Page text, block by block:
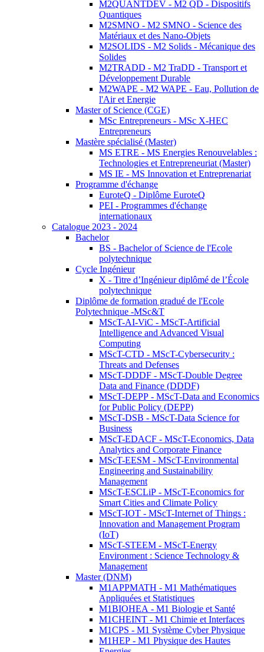
M2QUANTDEV - M2 QD - Dispositifs
Quantiques
M2SMNO - M2 SMNO - Science des
Matériaux et des Nano-Objets
M2SOLIDS - M2 Solids - Mécanique des
Solides
M2TRADD - M2 TraDD - Transport et
Développement Durable
M2WAPE - M2 WAPE - Eau, Pollution de
l'Air et Energie
Master of Science (CGE)
MSc Entrepreneurs - MSc X-HEC
Entrepreneurs
Mastère spécialisé (Master)
MS ETRE - MS Energies Renouvelables :
Technologies et Entrepreneuriat (Master)
MS IE - MS Innovation et Entreprenariat
Programme d'échange
EuroteQ - Diplôme EuroteQ
PEI - Programmes d'échange
internationaux
Catalogue 2023 - 2024
Bachelor
BS - Bachelor of Science de l'Ecole
polytechnique
Cycle Ingénieur
X - Titre d’Ingénieur diplômé de l’École
polytechnique
Diplôme de formation gradué de l'Ecole
Polytechnique -MSc&T
MScT-AI-ViC - MScT-Artificial
Intelligence and Advanced Visual
Computing
MScT-CTD - MScT-Cybersecurity :
Threats and Defenses
MScT-DDDF - MScT-Double Degree
Data and Finance (DDDF)
MScT-DEPP - MScT-Data and Economics
for Public Policy (DEPP)
MScT-DSB - MScT-Data Science for
Business
MScT-EDACF - MScT-Economics, Data
Analytics and Corporate Finance
MScT-EESM - MScT-Environmental
Engineering and Sustainability
Management
MScT-ESCLiP - MScT-Economics for
Smart Cities and Climate Policy
MScT-IOT - MScT-Internet of Things :
Innovation and Management Program
(IoT)
MScT-STEEM - MScT-Energy
Environment : Science Technology &
Management
Master (DNM)
M1APPMATH - M1 Mathématiques
Appliquées et Statistiques
M1BIOHEA - M1 Biologie et Santé
M1CHEINT - M1 Chimie et Interfaces
M1CPS - M1 Système Cyber Physique
M1HEP - M1 Physique des Hautes